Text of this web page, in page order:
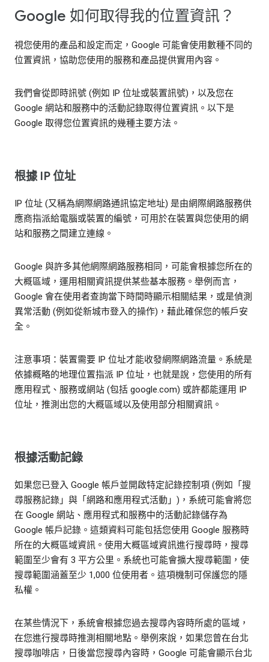
Google 如何取得我的位置資訊？
視您使用的產品和設定而定，Google 可能會使用數種不同的
位置資訊，協助您使用的服務和產品提供實用內容。
我們會從即時訊號 (例如 IP 位址或裝置訊號)，以及您在
Google 網站和服務中的活動記錄取得位置資訊。以下是
Google 取得您位置資訊的幾種主要方法。
根據 IP 位址
IP 位址 (又稱為網際網路通訊協定地址) 是由網際網路服務供
應商指派給電腦或裝置的編號，可用於在裝置與您使用的網
站和服務之間建立連線。
Google 與許多其他網際網路服務相同，可能會根據您所在的
大概區域，運用相關資訊提供某些基本服務。舉例而言，
Google 會在使用者查詢當下時間時顯示相關結果，或是偵測
異常活動 (例如從新城市登入的操作)，藉此確保您的帳戶安
全。
注意事項：裝置需要 IP 位址才能收發網際網路流量。系統是
依據概略的地理位置指派 IP 位址，也就是說，您使用的所有
應用程式、服務或網站 (包括 google.com) 或許都能運用 IP
位址，推測出您的大概區域以及使用部分相關資訊。
根據活動記錄
如果您已登入 Google 帳戶並開啟特定記錄控制項 (例如「搜
尋服務記錄」與「網路和應用程式活動」)，系統可能會將您
在 Google 網站、應用程式和服務中的活動記錄儲存為
Google 帳戶記錄。這類資料可能包括您使用 Google 服務時
所在的大概區域資訊。使用大概區域資訊進行搜尋時，搜尋
範圍至少會有 3 平方公里。系統也可能會擴大搜尋範圍，使
搜尋範圍涵蓋至少 1,000 位使用者。這項機制可保護您的隱
私權。
在某些情況下，系統會根據您過去搜尋內容時所處的區域，
在您進行搜尋時推測相關地點。舉例來說，如果您曾在台北
搜尋咖啡店，日後當您搜尋內容時，Google 可能會顯示台北